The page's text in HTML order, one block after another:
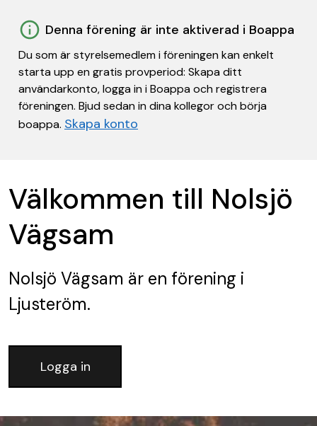
Denna förening är inte aktiverad i Boappa
Du som är styrelsemedlem i föreningen kan enkelt
starta upp en gratis provperiod: Skapa ditt
användarkonto, logga in i Boappa och registrera
föreningen. Bjud sedan in dina kollegor och börja
boappa. Skapa konto
Välkommen till Nolsjö
Vägsam
Nolsjö Vägsam är en förening i
Ljusteröm.
Logga in